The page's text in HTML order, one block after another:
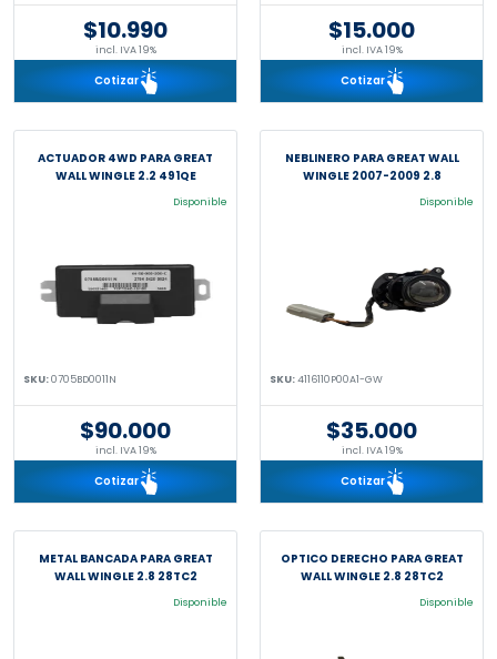
$10.990
incl. IVA 19%
Cotizar
$15.000
incl. IVA 19%
Cotizar
ACTUADOR 4WD PARA GREAT
WALL WINGLE 2.2 491QE
Disponible
SKU:0705BD0011N
$90.000
incl. IVA 19%
Cotizar
NEBLINERO PARA GREAT WALL
WINGLE 2007-2009 2.8
Disponible
SKU:4116110P00A1-GW
$35.000
incl. IVA 19%
Cotizar
METAL BANCADA PARA GREAT
WALL WINGLE 2.8 28TC2
Disponible
OPTICO DERECHO PARA GREAT
WALL WINGLE 2.8 28TC2
Disponible